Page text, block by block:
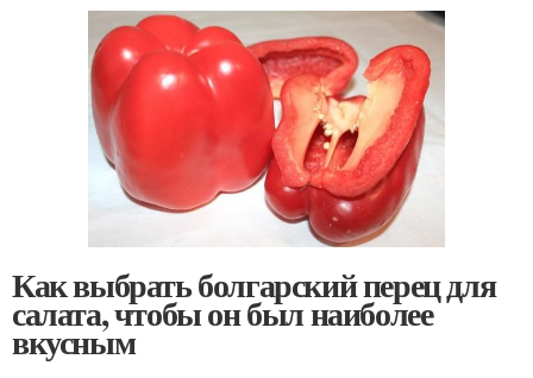
Как выбрать болгарский перец для
салата, чтобы он был наиболее
вкусным